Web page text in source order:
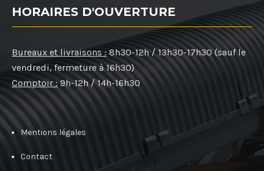
HORAIRES D'OUVERTURE
Bureaux et livraisons : 8h30-12h / 13h30-17h30 (sauf le
vendredi, fermeture à 16h30)
Comptoir : 9h-12h / 14h-16h30
Mentions légales
Contact